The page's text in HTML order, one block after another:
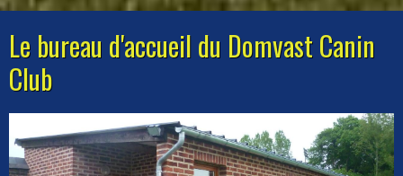
Le bureau d'accueil du Domvast Canin
Club